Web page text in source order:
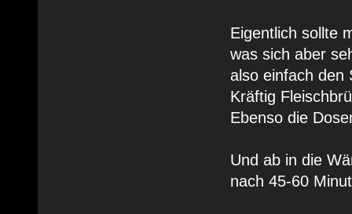
Eigentlich sollte
was sich aber
also einfach den
Kräftig
Ebenso die
Und ab in die
nach 45-60